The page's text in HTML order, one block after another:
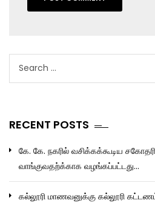
RECENT POSTS
கே. கே. நகரில் வசிக்கக்கூடிய
வாங்குவதற்க்காக வழங்கப்பட்டது…
கல்லூரி மாணவனுக்கு கல்லூரி